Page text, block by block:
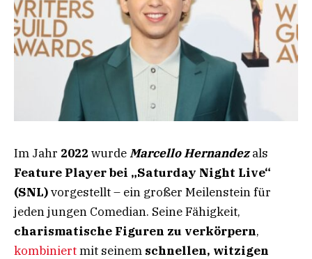
Im Jahr 2022 wurdeMarcello Hernandezals
Feature Player bei „Saturday Night Live“
(SNL)vorgestellt – ein großer Meilenstein für
jeden jungen Comedian. Seine Fähigkeit,
charismatische Figuren zu verkörpern,
kombiniertmit seinem schnellen, witzigen